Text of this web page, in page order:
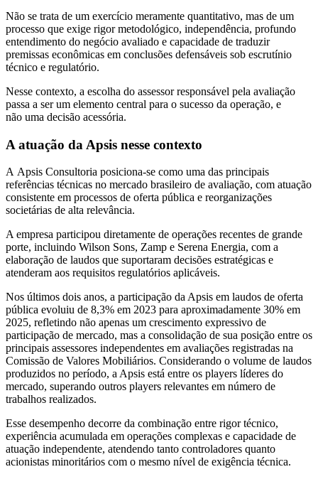
Não se trata de um exercício meramente quantitativo, mas de um
processo que exige rigor metodológico, independência, profundo
entendimento do negócio avaliado e capacidade de traduzir
premissas econômicas em conclusões defensáveis sob escrutínio
técnico e regulatório.
Nesse contexto, a escolha do assessor responsável pela avaliação
passa a ser um elemento central para o sucesso da operação, e
não uma decisão acessória.
A atuação da Apsis nesse contexto
A Apsis Consultoria posiciona-se como uma das principais
referências técnicas no mercado brasileiro de avaliação, com atuação
consistente em processos de oferta pública e reorganizações
societárias de alta relevância.
A empresa participou diretamente de operações recentes de grande
porte, incluindo Wilson Sons, Zamp e Serena Energia, com a
elaboração de laudos que suportaram decisões estratégicas e
atenderam aos requisitos regulatórios aplicáveis.
Nos últimos dois anos, a participação da Apsis em laudos de oferta
pública evoluiu de 8,3% em 2023 para aproximadamente 30% em
2025, refletindo não apenas um crescimento expressivo de
participação de mercado, mas a consolidação de sua posição entre os
principais assessores independentes em avaliações registradas na
Comissão de Valores Mobiliários. Considerando o volume de laudos
produzidos no período, a Apsis está entre os players líderes do
mercado, superando outros players relevantes em número de
trabalhos realizados.
Esse desempenho decorre da combinação entre rigor técnico,
experiência acumulada em operações complexas e capacidade de
atuação independente, atendendo tanto controladores quanto
acionistas minoritários com o mesmo nível de exigência técnica.